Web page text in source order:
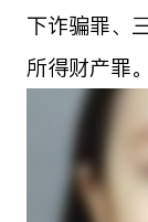
下诈骗罪、
所得财产罪。